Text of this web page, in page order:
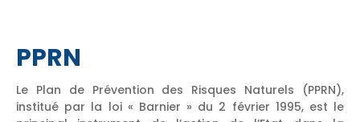
PPRN
Le Plan de Prévention des Risques Naturels (PPRN),
institué par la loi « Barnier » du 2 février 1995, est le